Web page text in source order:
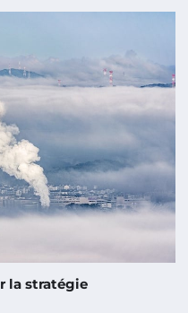
la stratégie